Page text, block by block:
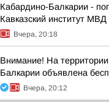
Кабардино-Балкарии -
Кавказский институт МВД
Вчера, 20:18
Внимание! На
Балкарии объявлена
Вчера, 20:12